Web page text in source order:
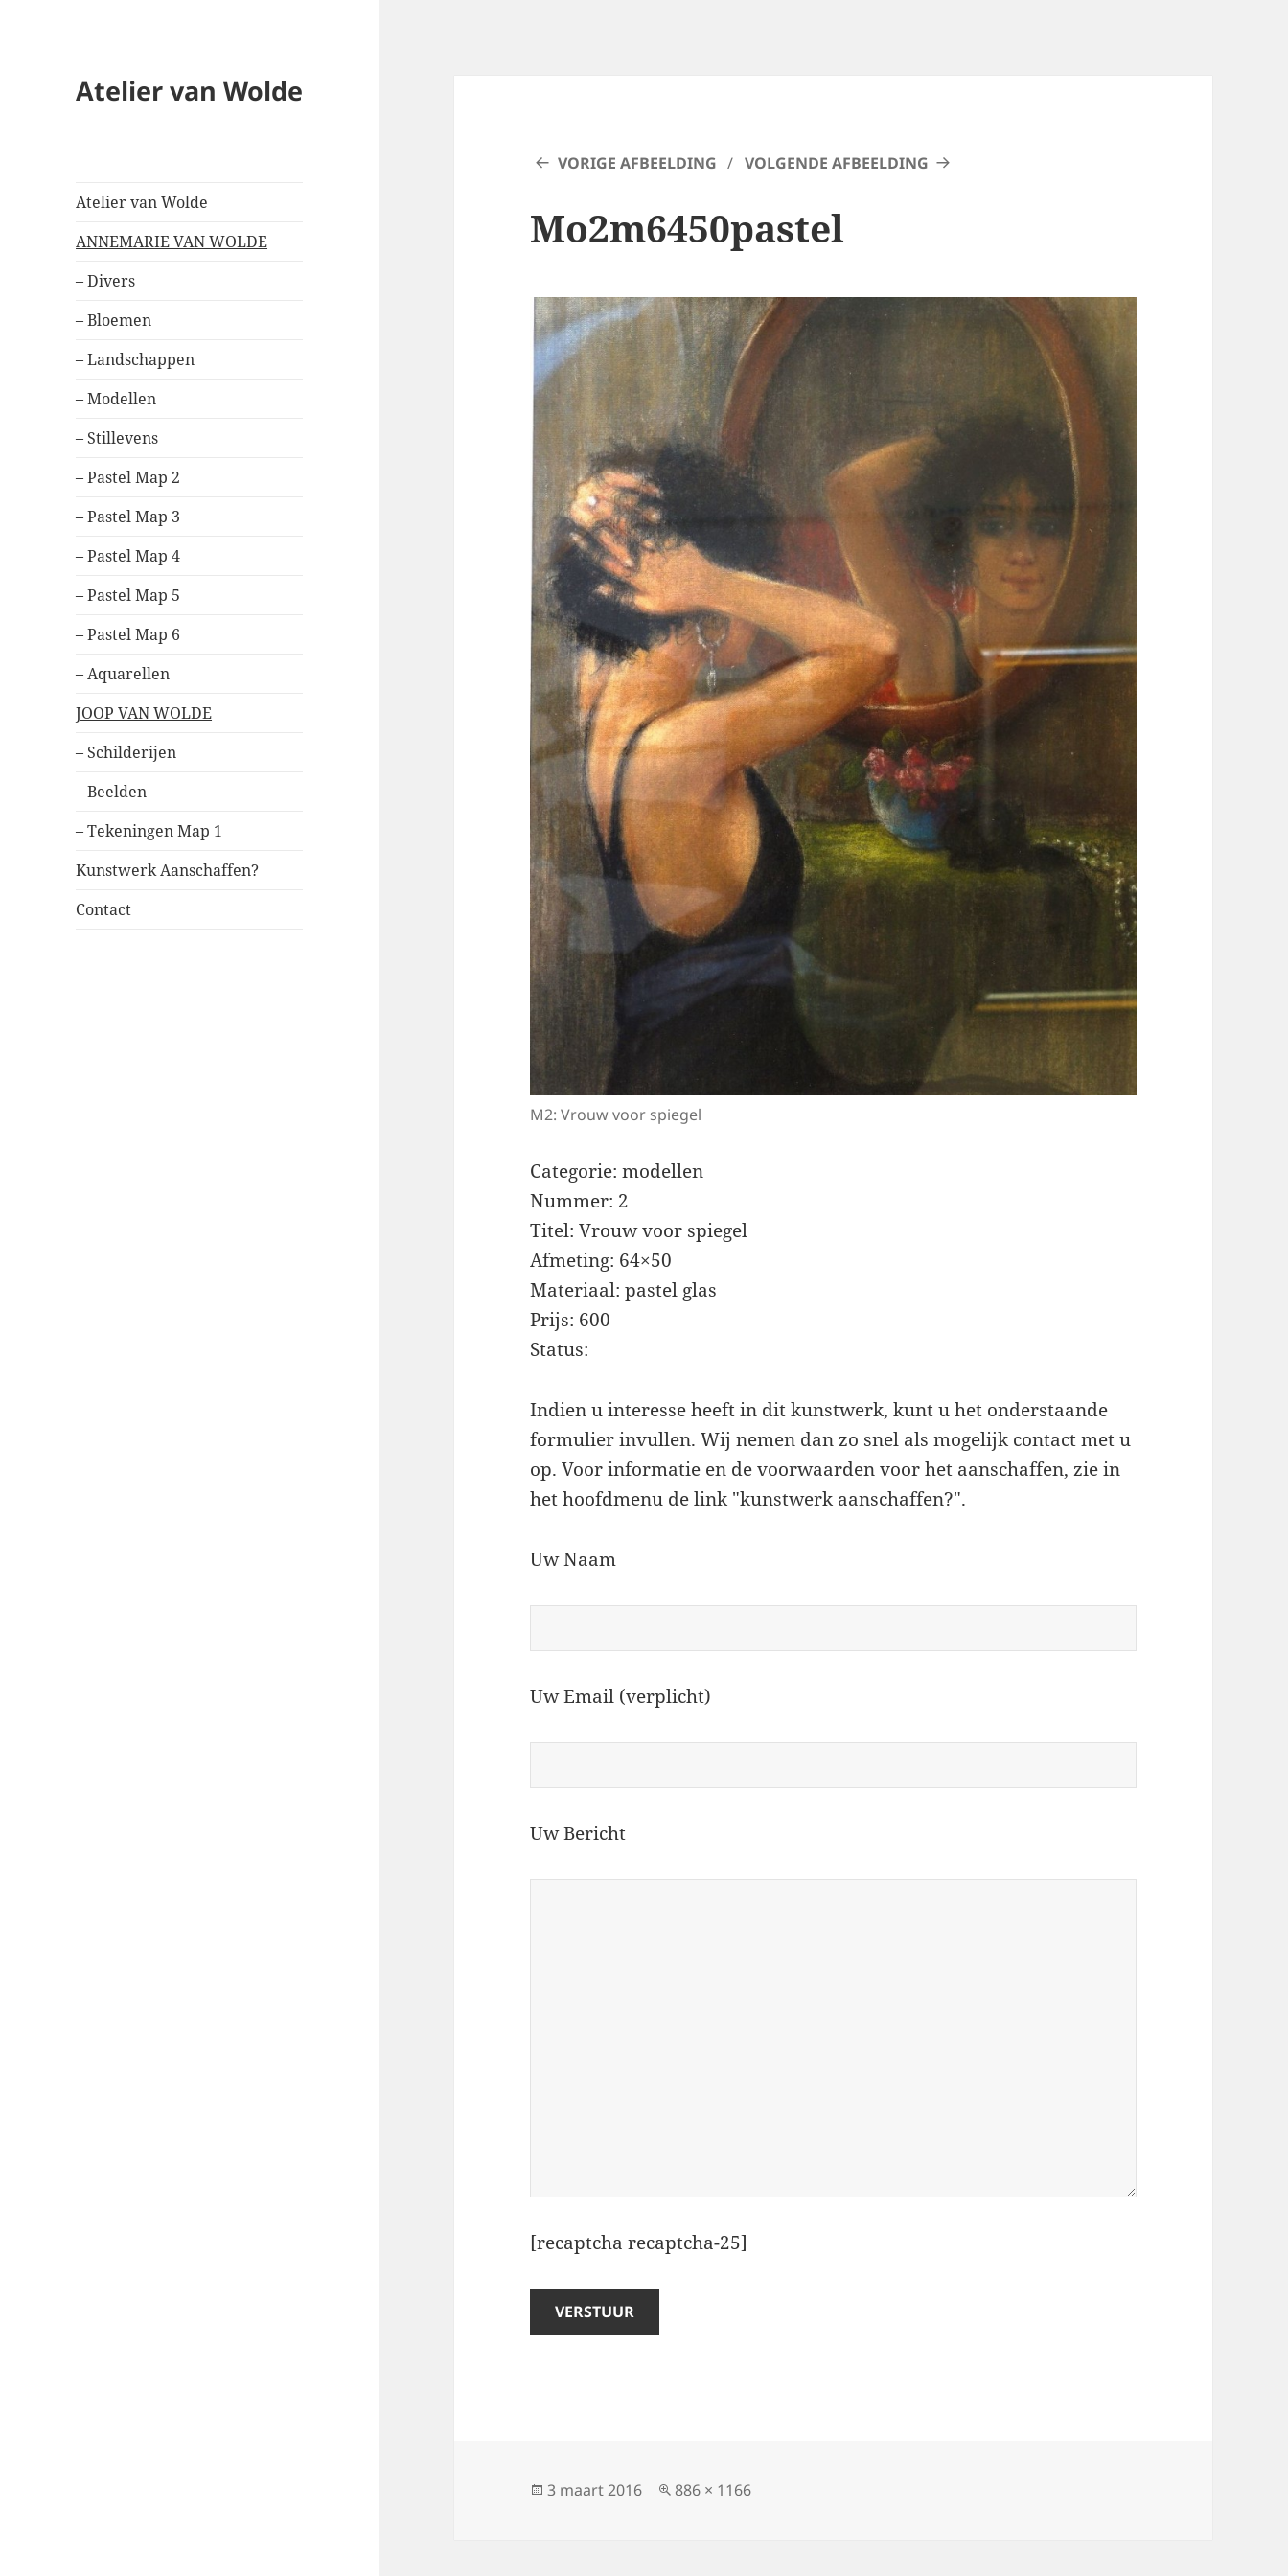
Atelier van Wolde
Atelier van Wolde
ANNEMARIE VAN WOLDE
– Divers
– Bloemen
– Landschappen
– Modellen
– Stillevens
– Pastel Map 2
– Pastel Map 3
– Pastel Map 4
– Pastel Map 5
– Pastel Map 6
– Aquarellen
JOOP VAN WOLDE
– Schilderijen
– Beelden
– Tekeningen Map 1
Kunstwerk Aanschaffen?
Contact
VORIGE AFBEELDING VOLGENDE AFBEELDING
Mo2m6450pastel
M2: Vrouw voor spiegel
Categorie: modellen
Nummer: 2
Titel: Vrouw voor spiegel
Afmeting: 64×50
Materiaal: pastel glas
Prijs: 600
Status:
Indien u interesse heeft in dit kunstwerk, kunt u het onderstaande
formulier invullen. Wij nemen dan zo snel als mogelijk contact met u
op. Voor informatie en de voorwaarden voor het aanschaffen, zie in
het hoofdmenu de link "kunstwerk aanschaffen?".
Uw Naam
Uw Email (verplicht)
Uw Bericht
[recaptcha recaptcha-25]
Geplaatst
3 maart 2016
Volledige
886 × 1166